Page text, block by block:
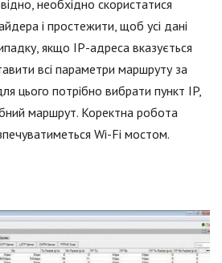
необхідно скористатися
і простежити, щоб усі дані
якщо IP-адреса вказується
всі параметри маршруту за
цього потрібно вибрати пункт IP,
маршрут. Коректна робота
Wi-Fi мостом.